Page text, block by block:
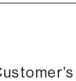
いらっしゃいます
、プラチナ・カ
をご用意して
を大切にした
形にするのも素
行動の背景には
完成まで4週間前